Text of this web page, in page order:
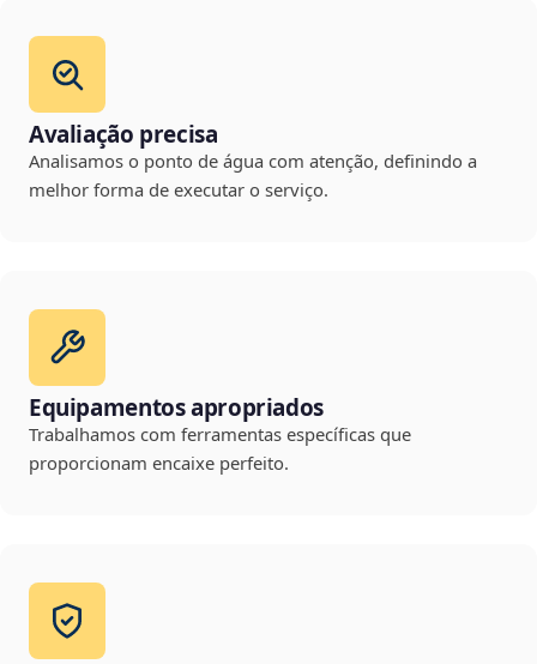
Avaliação precisa
Analisamos o ponto de água com atenção, definindo a
melhor forma de executar o serviço.
Equipamentos apropriados
Trabalhamos com ferramentas específicas que
proporcionam encaixe perfeito.